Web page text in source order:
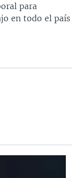
para
en todo el país